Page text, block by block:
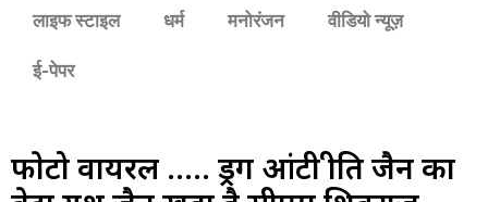
लाइफ स्टाइल धर्म मनोरंजन वीडियो न्यूज़
ई-पेपर
फाेटो वायरल ….. ड्रग आंटी प्रीति जैन का